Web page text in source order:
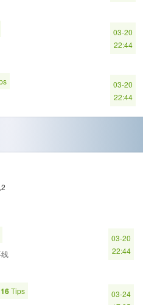
03-20
22:44
03-20
22:44
03-20
22:44
16Tips
03-24